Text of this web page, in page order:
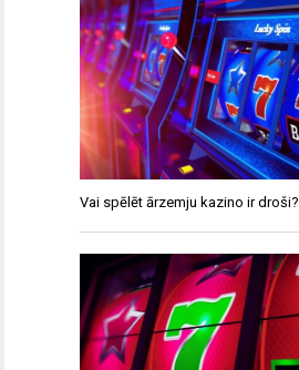
Vai spēlēt ārzemju kazino ir droši?